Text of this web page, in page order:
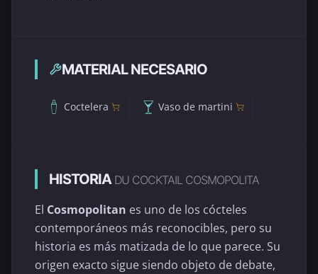
MATERIAL NECESARIO
Coctelera Vaso de martini
HISTORIA DU COCKTAIL COSMOPOLITA
El Cosmopolitan es uno de los cócteles
contemporáneos más reconocibles, pero su
historia es más matizada de lo que parece. Su
origen exacto sigue siendo objeto de debate,